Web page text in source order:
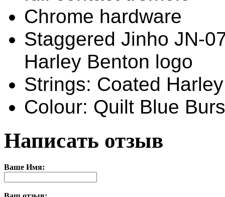
Chrome hardware
Staggered Jinho JN-
Harley Benton logo
Strings: Coated
Colour: Quilt Blue
Написать отзыв
Ваше Имя: